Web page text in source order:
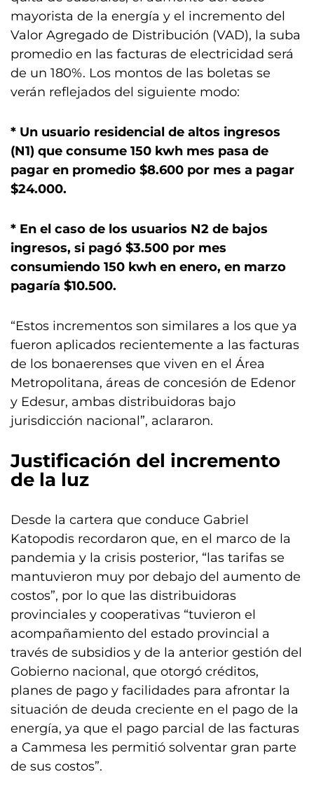
mayorista de la energía y el incremento del
Valor Agregado de Distribución (VAD), la suba
promedio en las facturas de electricidad será
de un 180%. Los montos de las boletas se
verán reflejados del siguiente modo:
* Un usuario residencial de altos ingresos
(N1) que consume 150 kwh mes pasa de
pagar en promedio $8.600 por mes a pagar
$24.000.
* En el caso de los usuarios N2 de bajos
ingresos, si pagó $3.500 por mes
consumiendo 150 kwh en enero, en marzo
pagaría $10.500.
“Estos incrementos son similares a los que ya
fueron aplicados recientemente a las facturas
de los bonaerenses que viven en el Área
Metropolitana, áreas de concesión de Edenor
y Edesur, ambas distribuidoras bajo
jurisdicción nacional”, aclararon.
Justificación del incremento
de la luz
Desde la cartera que conduce Gabriel
Katopodis recordaron que, en el marco de la
pandemia y la crisis posterior, “las tarifas se
mantuvieron muy por debajo del aumento de
costos”, por lo que las distribuidoras
provinciales y cooperativas “tuvieron el
acompañamiento del estado provincial a
través de subsidios y de la anterior gestión del
Gobierno nacional, que otorgó créditos,
planes de pago y facilidades para afrontar la
situación de deuda creciente en el pago de la
energía, ya que el pago parcial de las facturas
a Cammesa les permitió solventar gran parte
de sus costos”.